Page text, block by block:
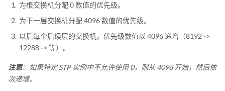
为根交换机分配 0 数值的优先级。
为下一层交换机分配 4096 数值的优先级。
以后每个后续层的交换机，优先级数值以 4096 递增（8192 ->
12288 -> 等）。
注意：如果特定 STP 实例中不允许使用 0，则从 4096 开始，然后依
次递增。